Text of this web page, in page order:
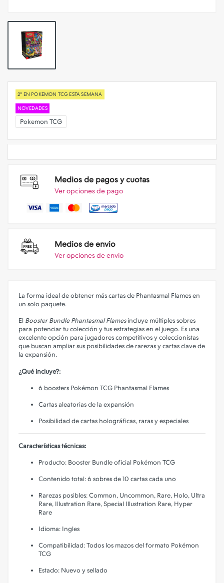
2° EN POKEMON TCG ESTA SEMANA
NOVEDADES
Pokemon TCG
Medios de pagos y cuotas
Ver opciones de pago
Medios de envio
Ver opciones de envio
La forma ideal de obtener más cartas de Phantasmal Flames en
un solo paquete.
El Booster Bundle Phantasmal Flamesincluye múltiples sobres
para potenciar tu colección y tus estrategias en el juego. Es una
excelente opción para jugadores competitivos y coleccionistas
que buscan ampliar sus posibilidades de rarezas y cartas clave de
la expansión.
¿Qué incluye?:
6 boosters Pokémon TCG Phantasmal Flames
Cartas aleatorias de la expansión
Posibilidad de cartas holográficas, raras y especiales
Características técnicas:
Producto: Booster Bundle oficial Pokémon TCG
Contenido total: 6 sobres de 10 cartas cada uno
Rarezas posibles: Common, Uncommon, Rare, Holo, Ultra
Rare, Illustration Rare, Special Illustration Rare, Hyper
Rare
Idioma: Ingles
Compatibilidad: Todos los mazos del formato Pokémon
TCG
Estado: Nuevo y sellado